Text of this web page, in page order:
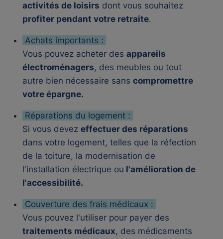
activités de loisirs dont vous souhaitez
profiter pendant votre retraite.
Achats importants :
Vous pouvez acheter des appareils
électroménagers, des meubles ou tout
autre bien nécessaire sans compromettre
votre épargne.
Réparations du logement :
Si vous devez effectuer des réparations
dans votre logement, telles que la réfection
de la toiture, la modernisation de
l'installation électrique ou l'amélioration de
l'accessibilité.
Couverture des frais médicaux :
Vous pouvez l'utiliser pour payer des
traitements médicaux, des médicaments